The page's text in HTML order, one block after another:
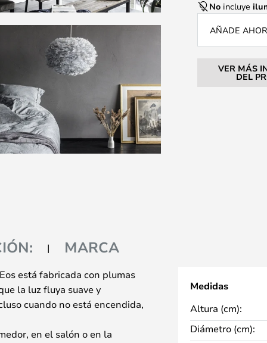
No incluye
AÑADE
VER MÁS
DEL
MARCA
está fabricada con plumas
la luz fluya suave y
cuando no está encendida,
en el salón o en la
Medidas
Altura (cm):
Diámetro (cm):